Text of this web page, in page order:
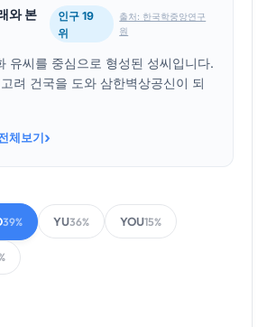
와 본
인구 19
위
출처: 한국학중앙연구
원
유씨를 중심으로 형성된 성씨입니다.
려 건국을 도와 삼한벽상공신이 되
체보기›
39% YU36% YOU15%